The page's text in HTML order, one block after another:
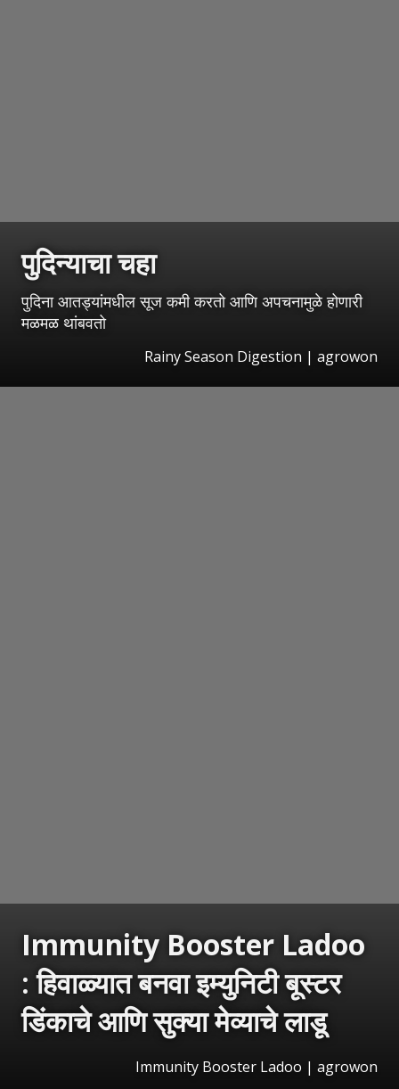
पुदिन्याचा चहा
पुदिना आतड्यांमधील सूज कमी करतो आणि अपचनामुळे होणारी
मळमळ थांबवतो
Rainy Season Digestion | agrowon
Immunity Booster Ladoo
: हिवाळ्यात बनवा इम्युनिटी बूस्टर
डिंकाचे आणि सुक्या मेव्याचे लाडू
Immunity Booster Ladoo | agrowon